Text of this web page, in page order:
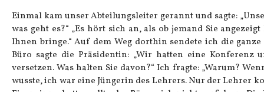
Einmal kam unser Abteilungsleiter gerannt und sagte:
was geht es?“ „Es hört sich an, als ob jemand Sie
Ihnen bringe.“ Auf dem Weg dorthin sendete ich die
Büro sagte die Präsidentin: „Wir hatten eine Konferenz
versetzen. Was halten Sie davon?“ Ich fragte: „Warum?
wusste, ich war eine Jüngerin des Lehrers. Nur der Lehrer